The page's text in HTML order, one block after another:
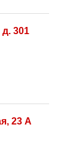
301
23 А